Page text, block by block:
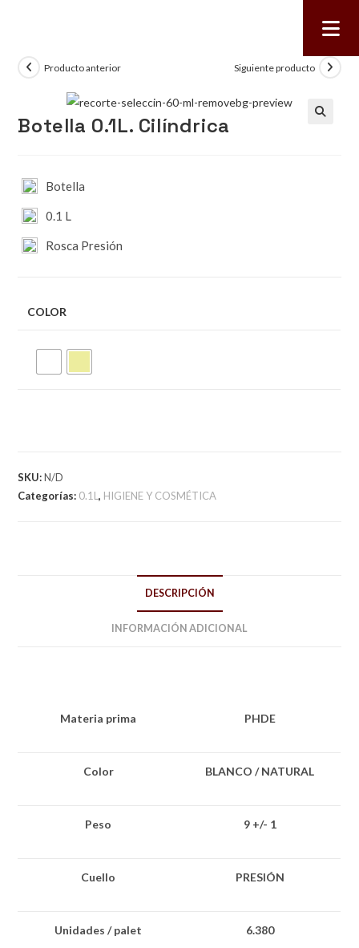
Producto anterior Siguiente producto
Botella 0.1L. Cilíndrica
Botella
0.1 L
Rosca Presión
COLOR
SKU:N/D
Categorías: 0.1L, HIGIENE Y COSMÉTICA
DESCRIPCIÓN
INFORMACIÓN ADICIONAL
Materia prima PHDE
Color BLANCO / NATURAL
Peso 9 +/- 1
Cuello PRESIÓN
Unidades / palet 6.380